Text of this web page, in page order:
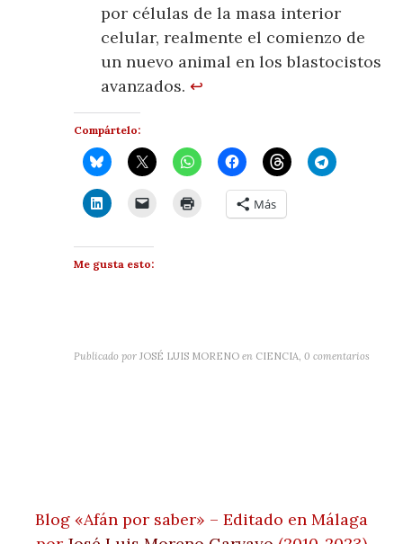
por células de la masa interior
celular, realmente el comienzo de
un nuevo animal en los blastocistos
avanzados.↩
Compártelo:
Más
Me gusta esto:
Publicado por JOSÉ LUIS MORENO en CIENCIA ,0 comentarios
Blog «Afán por saber» – Editado en Málaga